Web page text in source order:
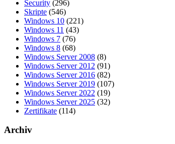
Security (296)
Skripte (546)
Windows 10 (221)
Windows 11 (43)
Windows 7 (76)
Windows 8 (68)
Windows Server 2008 (8)
Windows Server 2012 (91)
Windows Server 2016 (82)
Windows Server 2019 (107)
Windows Server 2022 (19)
Windows Server 2025 (32)
Zertifikate (114)
Archiv